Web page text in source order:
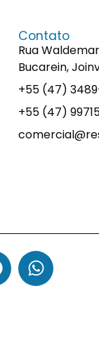
Contato
Rua
Bucarein,
+55 (47)
+55 (47)